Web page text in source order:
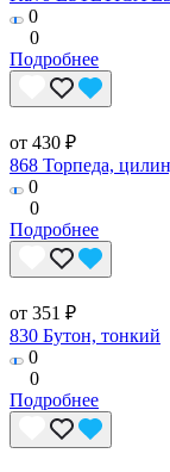
0
0
Подробнее
от 430 ₽
868 Торпеда,
0
0
Подробнее
от 351 ₽
830 Бутон, тонкий
0
0
Подробнее